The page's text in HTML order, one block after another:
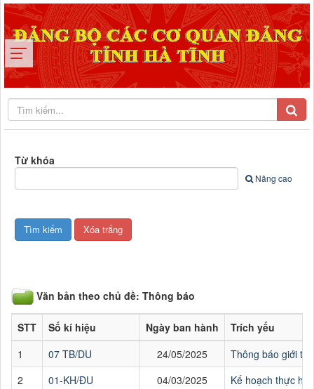
Từ khóa
Nâng cao
Văn bản theo chủ đề: Thông báo
STT Số kí hiệu Ngày ban hành
Trích yếu
1
07 TB/DU 24/05/2025
Thông báo giới
2
01-KH/ĐU 04/03/2025
Kế hoạch thực